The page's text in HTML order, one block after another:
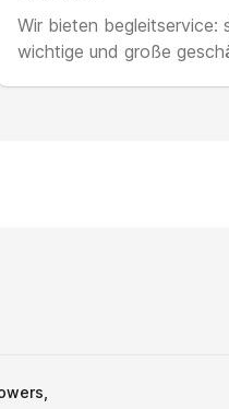
Wir bieten begleitservice:
wichtige und große